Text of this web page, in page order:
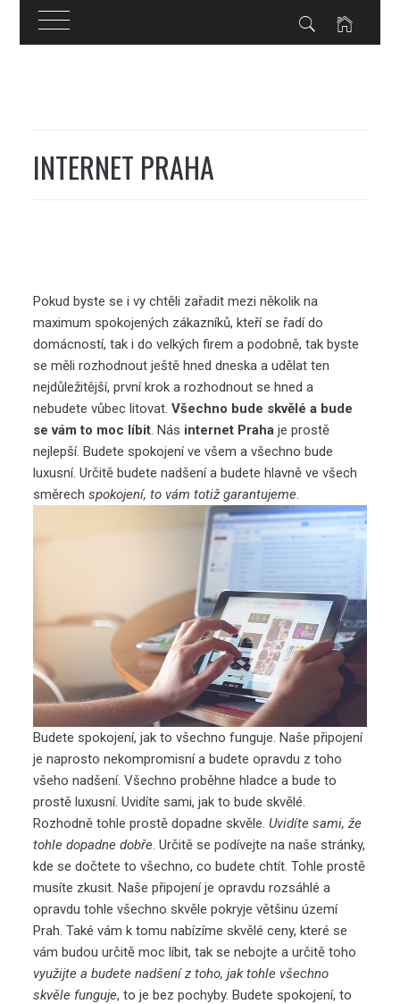
INTERNET PRAHA
Pokud byste se i vy chtěli zařadit mezi několik na
maximum spokojených zákazníků, kteří se řadí do
domácností, tak i do velkých firem a podobně, tak byste
se měli rozhodnout ještě hned dneska a udělat ten
nejdůležitější, první krok a rozhodnout se hned a
nebudete vůbec litovat.Všechno bude skvělé a bude
se vám to moc líbit . Nás internet Praha je prostě
nejlepší. Budete spokojení ve všem a všechno bude
luxusní. Určitě budete nadšení a budete hlavně ve všech
směrechspokojení, to vám totiž garantujeme
Budete spokojení, jak to všechno funguje. Naše připojení
je naprosto nekompromisní a budete opravdu z toho
všeho nadšení. Všechno proběhne hladce a bude to
prostě luxusní. Uvidíte sami, jak to bude skvělé.
Rozhodně tohle prostě dopadne skvěle.Uvidíte sami, že
tohle dopadne dobře. Určitě se podívejte na naše stránky,
kde se dočtete to všechno, co budete chtít. Tohle prostě
musíte zkusit. Naše připojení je opravdu rozsáhlé a
opravdu tohle všechno skvěle pokryje většinu území
Prah. Také vám k tomu nabízíme skvělé ceny, které se
vám budou určitě moc líbit, tak se nebojte a určitě toho
využijte a budete nadšení z toho, jak tohle všechno
skvěle funguje, to je bez pochyby. Budete spokojení, to